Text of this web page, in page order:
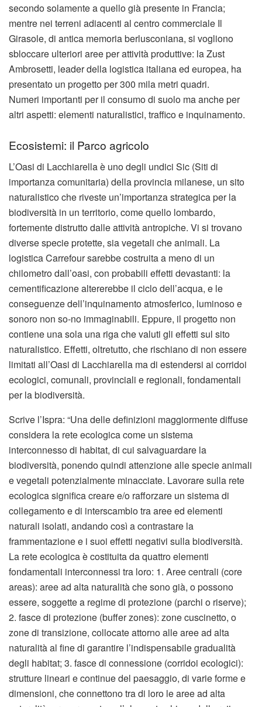
secondo solamente a quello già presente in Francia;
mentre nei terreni adiacenti al centro commerciale Il
Girasole, di antica memoria berlusconiana, si vogliono
sbloccare ulteriori aree per attività produttive: la Zust
Ambrosetti, leader della logistica italiana ed europea, ha
presentato un progetto per 300 mila metri quadri.
Numeri importanti per il consumo di suolo ma anche per
altri aspetti: elementi naturalistici, traffico e inquinamento.
Ecosistemi: il Parco agricolo
L’Oasi di Lacchiarella è uno degli undici Sic (Siti di
importanza comunitaria) della provincia milanese, un sito
naturalistico che riveste un’importanza strategica per la
biodiversità in un territorio, come quello lombardo,
fortemente distrutto dalle attività antropiche. Vi si trovano
diverse specie protette, sia vegetali che animali. La
logistica Carrefour sarebbe costruita a meno di un
chilometro dall’oasi, con probabili effetti devastanti: la
cementificazione altererebbe il ciclo dell’acqua, e le
conseguenze dell’inquinamento atmosferico, luminoso e
sonoro non so-no immaginabili. Eppure, il progetto non
contiene una sola una riga che valuti gli effetti sul sito
naturalistico. Effetti, oltretutto, che rischiano di non essere
limitati all’Oasi di Lacchiarella ma di estendersi ai corridoi
ecologici, comunali, provinciali e regionali, fondamentali
per la biodiversità.
Scrive l’Ispra: “Una delle definizioni maggiormente diffuse
considera la rete ecologica come un sistema
interconnesso di habitat, di cui salvaguardare la
biodiversità, ponendo quindi attenzione alle specie animali
e vegetali potenzialmente minacciate. Lavorare sulla rete
ecologica significa creare e/o rafforzare un sistema di
collegamento e di interscambio tra aree ed elementi
naturali isolati, andando così a contrastare la
frammentazione e i suoi effetti negativi sulla biodiversità.
La rete ecologica è costituita da quattro elementi
fondamentali interconnessi tra loro: 1. Aree centrali (core
areas): aree ad alta naturalità che sono già, o possono
essere, soggette a regime di protezione (parchi o riserve);
2. fasce di protezione (buffer zones): zone cuscinetto, o
zone di transizione, collocate attorno alle aree ad alta
naturalità al fine di garantire l’indispensabile gradualità
degli habitat; 3. fasce di connessione (corridoi ecologici):
strutture lineari e continue del paesaggio, di varie forme e
dimensioni, che connettono tra di loro le aree ad alta